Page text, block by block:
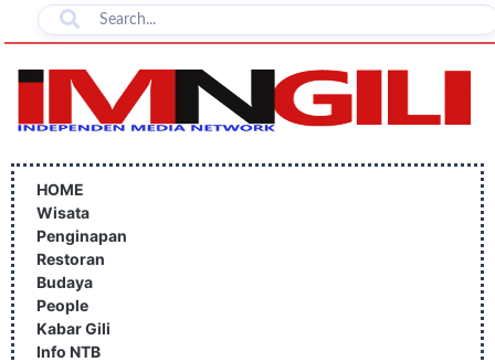
Lewati
ke
konten
HOME
Wisata
Penginapan
Restoran
Budaya
People
Kabar Gili
Info NTB